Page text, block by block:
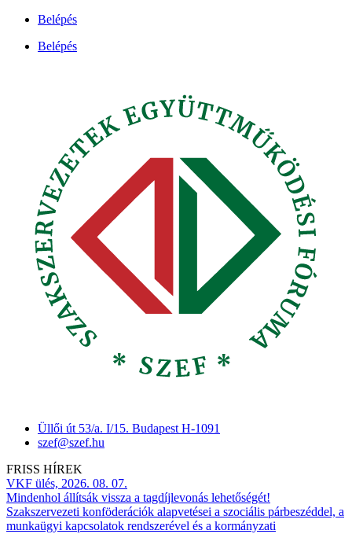
Ugrás
tartalomhoz
Belépés
Belépés
Üllői út 53/a. I/15. Budapest H-1091
szef@szef.hu
FRISS HÍREK
VKF ülés, 2026. 08. 07.
Mindenhol állítsák vissza a tagdíjlevonás lehetőségét!
Szakszervezeti konföderációk alapvetései a szociális párbeszéddel, a
munkaügyi kapcsolatok rendszerével és a kormányzati